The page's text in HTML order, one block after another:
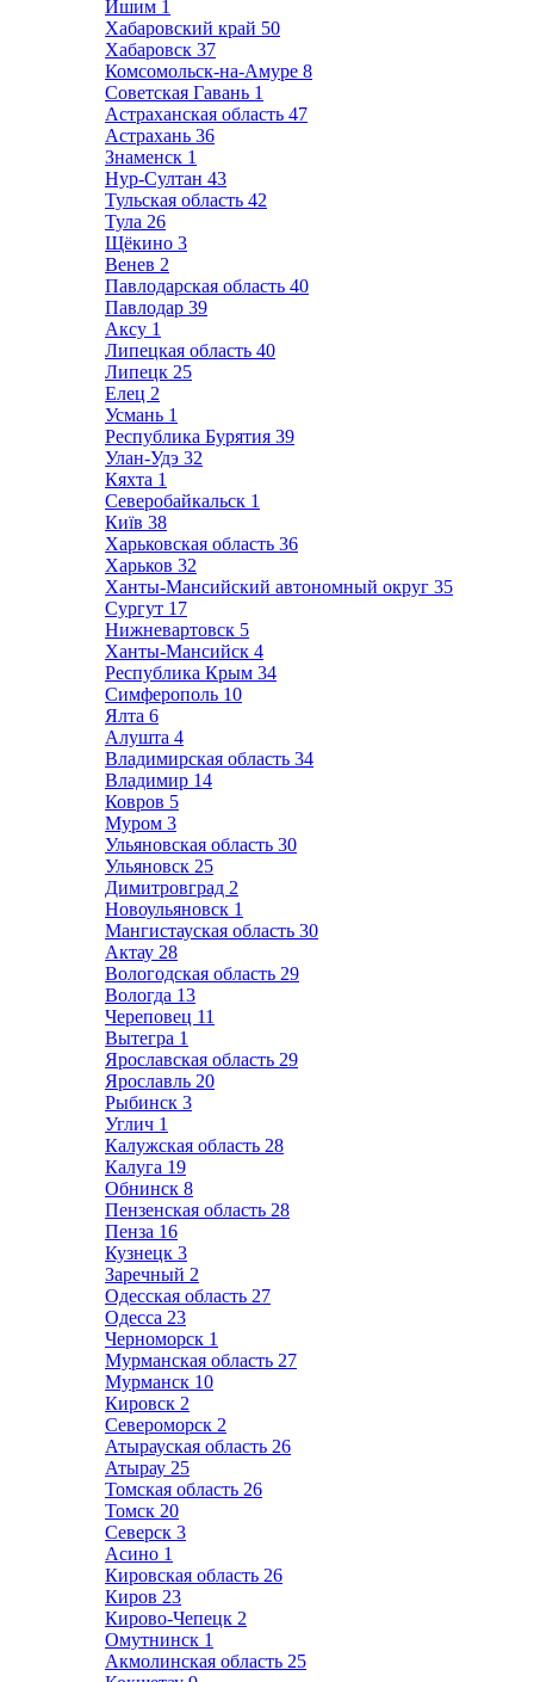
Ишим 1
Хабаровский край 50
Хабаровск 37
Комсомольск-на-Амуре 8
Советская Гавань 1
Астраханская область 47
Астрахань 36
Знаменск 1
Нур-Султан 43
Тульская область 42
Тула 26
Щёкино 3
Венев 2
Павлодарская область 40
Павлодар 39
Аксу 1
Липецкая область 40
Липецк 25
Елец 2
Усмань 1
Республика Бурятия 39
Улан-Удэ 32
Кяхта 1
Северобайкальск 1
Київ 38
Харьковская область 36
Харьков 32
Ханты-Мансийский автономный округ 35
Сургут 17
Нижневартовск 5
Ханты-Мансийск 4
Республика Крым 34
Симферополь 10
Ялта 6
Алушта 4
Владимирская область 34
Владимир 14
Ковров 5
Муром 3
Ульяновская область 30
Ульяновск 25
Димитровград 2
Новоульяновск 1
Мангистауская область 30
Актау 28
Вологодская область 29
Вологда 13
Череповец 11
Вытегра 1
Ярославская область 29
Ярославль 20
Рыбинск 3
Углич 1
Калужская область 28
Калуга 19
Обнинск 8
Пензенская область 28
Пенза 16
Кузнецк 3
Заречный 2
Одесская область 27
Одесса 23
Черноморск 1
Мурманская область 27
Мурманск 10
Кировск 2
Североморск 2
Атырауская область 26
Атырау 25
Томская область 26
Томск 20
Северск 3
Асино 1
Кировская область 26
Киров 23
Кирово-Чепецк 2
Омутнинск 1
Акмолинская область 25